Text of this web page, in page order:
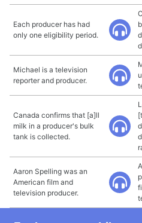
Each producer has had
only one eligibility period.
Michael is a television
reporter and producer.
Canada confirms that [a]ll
milk in a producer's bulk
tank is collected.
Aaron Spelling was an
American film and
television producer.